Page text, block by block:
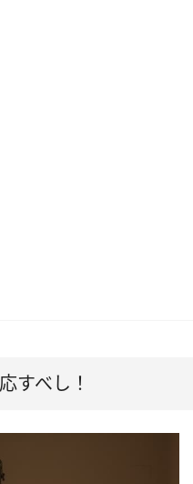
すべし！